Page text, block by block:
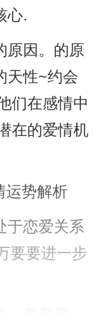
心.
原因。的原
天性~约会
们在感情中
在的爱情机
于恋爱关系
要要进一步